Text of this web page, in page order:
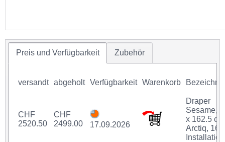
Preis und Verfügbarkeit Zubehör
versandt abgeholt Verfügbarkeit Warenkorb
CHF
2520.50
CHF
2499.00
17.09.2026
Draper
Sesame,
x 162.5
Arctiq,
Installation